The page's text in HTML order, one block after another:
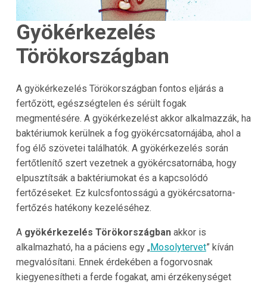
Gyökérkezelés
Törökországban
A gyökérkezelés Törökországban fontos eljárás a
fertőzött, egészségtelen és sérült fogak
megmentésére. A gyökérkezelést akkor alkalmazzák, ha
baktériumok kerülnek a fog gyökércsatornájába, ahol a
fog élő szövetei találhatók. A gyökérkezelés során
fertőtlenítő szert vezetnek a gyökércsatornába, hogy
elpusztítsák a baktériumokat és a kapcsolódó
fertőzéseket. Ez kulcsfontosságú a gyökércsatorna-
fertőzés hatékony kezeléséhez.
A gyökérkezelés Törökországbanakkor is
alkalmazható, ha a páciens egy „Mosolytervet” kíván
megvalósítani. Ennek érdekében a fogorvosnak
kiegyenesítheti a ferde fogakat, ami érzékenységet